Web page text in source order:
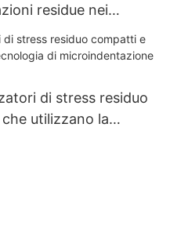
residue nei
di stress residuo
utilizzano la